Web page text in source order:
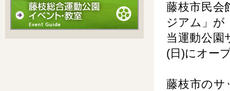
藤枝市民会
ジアム」が
当運動公園
(日)にオー
藤枝市のサ